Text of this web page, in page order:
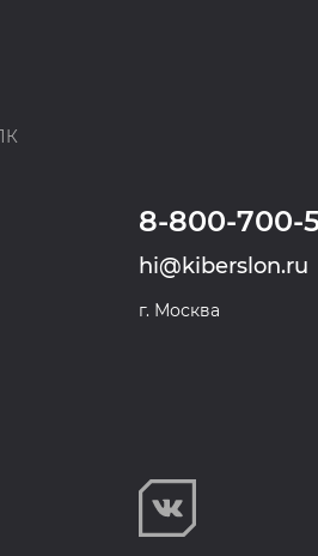
8-800-700-
hi@kiberslon.ru
г. Москва